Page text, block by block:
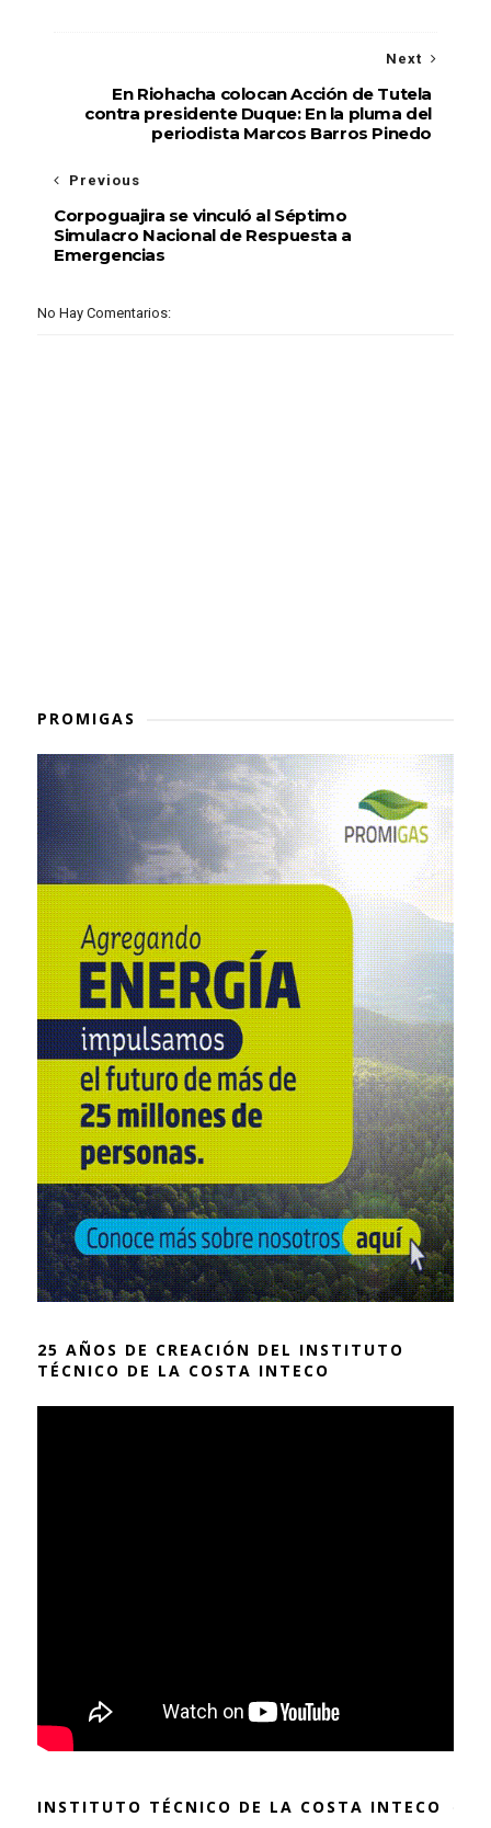
Next
En Riohacha colocan Acción de Tutela
contra presidente Duque: En la pluma del
periodista Marcos Barros Pinedo
Previous
Corpoguajira se vinculó al Séptimo
Simulacro Nacional de Respuesta a
Emergencias
No Hay Comentarios:
PROMIGAS
25 AÑOS DE CREACIÓN DEL INSTITUTO
TÉCNICO DE LA COSTA INTECO
INSTITUTO TÉCNICO DE LA COSTA INTECO